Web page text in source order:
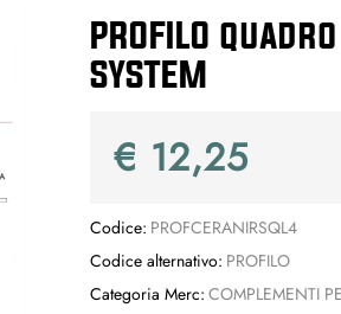
PROFILO
SYSTEM
€ 12,25
Codice: PROFCERANIRSQL4
Codice alternativo: PROFILO
Categoria Merc: COMPLEMENTI